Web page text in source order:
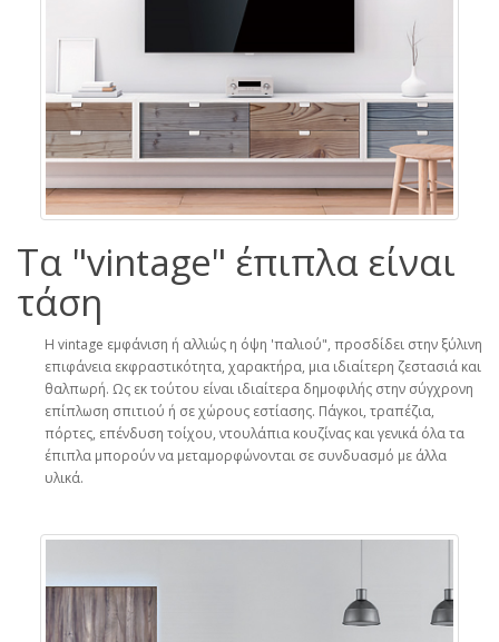
Τα "vintage" έπιπλα είναι
τάση
H vintage εμφάνιση ή αλλιώς η όψη 'παλιού", προσδίδει στην ξύλινη
επιφάνεια εκφραστικότητα, χαρακτήρα, μια ιδιαίτερη ζεστασιά και
θαλπωρή. Ως εκ τούτου είναι ιδιαίτερα δημοφιλής στην σύγχρονη
επίπλωση σπιτιού ή σε χώρους εστίασης. Πάγκοι, τραπέζια,
πόρτες, επένδυση τοίχου, ντουλάπια κουζίνας και γενικά όλα τα
έπιπλα μπορούν να μεταμορφώνονται σε συνδυασμό με άλλα
υλικά.